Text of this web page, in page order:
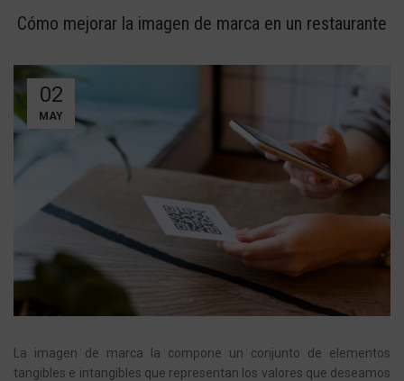
Cómo mejorar la imagen de marca en un restaurante
02
MAY
La imagen de marca la compone un conjunto de elementos
tangibles e intangibles que representan los valores que deseamos